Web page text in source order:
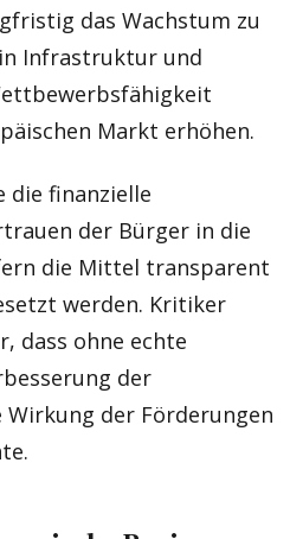
das Wachstum zu
Infrastruktur und
Markt erhöhen.
die finanzielle
der Bürger in die
die Mittel transparent
werden. Kritiker
dass ohne echte
der
der Förderungen